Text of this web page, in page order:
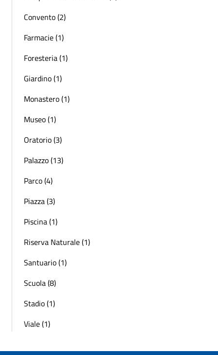
Convento (2)
Farmacie (1)
Foresteria (1)
Giardino (1)
Monastero (1)
Museo (1)
Oratorio (3)
Palazzo (13)
Parco (4)
Piazza (3)
Piscina (1)
Riserva Naturale (1)
Santuario (1)
Scuola (8)
Stadio (1)
Viale (1)